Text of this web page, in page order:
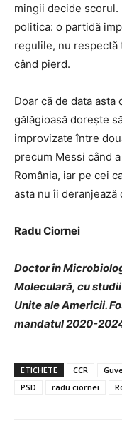
mingii decide scorul.
politica: o partidă
regulile, nu respectă
când pierd.
Doar că de data asta
gălăgioasă dorește
improvizate între
precum Messi când
România, iar pe cei
asta nu îi deranjează
Radu Ciornei
Doctor în
Moleculară, cu
Unite ale Americii.
mandatul 2020-
ETICHETE CCR
PSD
radu ciornei